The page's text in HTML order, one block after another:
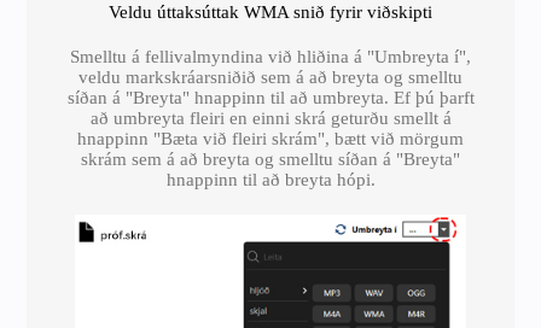
Veldu úttaksúttak WMA snið fyrir viðskipti
Smelltu á fellivalmyndina við hliðina á "Umbreyta í",
veldu markskráarsniðið sem á að breyta og smelltu
síðan á "Breyta" hnappinn til að umbreyta. Ef þú þarft
að umbreyta fleiri en einni skrá geturðu smellt á
hnappinn "Bæta við fleiri skrám", bætt við mörgum
skrám sem á að breyta og smelltu síðan á "Breyta"
hnappinn til að breyta hópi.